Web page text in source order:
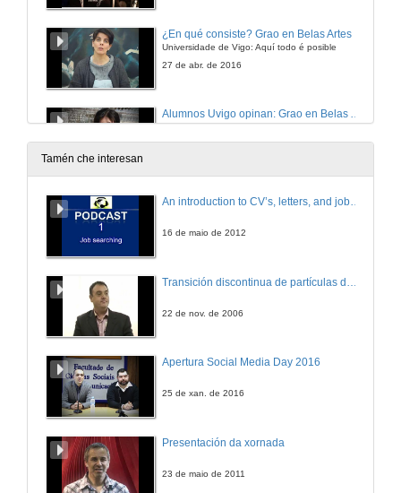
¿En qué consiste? Grao en Belas Artes
Universidade de Vigo: Aquí todo é posible
27 de abr. de 2016
Alumnos Uvigo opinan: Grao en Belas Artes
27 de abr. de 2016
Universidade de Vigo: aquí todo é posible
Universidade de Vigo: aquí todo é posible
Universidade de Vigo: aquí todo é posible
Universidade de Vigo: aquí todo é posible
Tamén che interesan
An introduction to CV’s, letters, and job searching
16 de maio de 2012
22 de nov. de 2006
Apertura Social Media Day 2016
25 de xan. de 2016
Presentación da xornada
23 de maio de 2011